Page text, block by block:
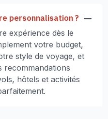
personnalisation ?
expérience dès le
votre budget,
style de voyage, et
hôtels et activités